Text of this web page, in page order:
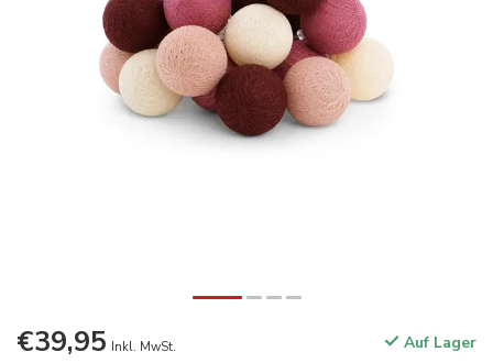
€39,95 Inkl. MwSt. Auf Lager